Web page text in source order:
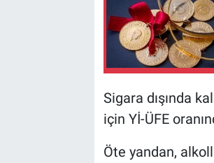
Sigara dışında
için Yİ-ÜFE
Öte yandan,